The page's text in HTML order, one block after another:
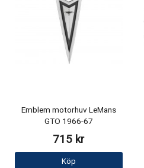
Emblem motorhuv LeMans
GTO 1966-67
715 kr
Köp